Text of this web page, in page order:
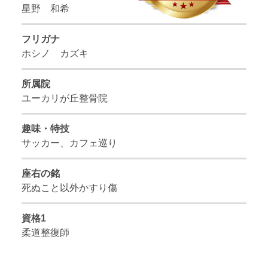
星野 和希
フリガナ
ホシノ カズキ
所属院
ユーカリが丘整骨院
趣味・特技
サッカー、カフェ巡り
座右の銘
死ぬこと以外かすり傷
資格1
柔道整復師